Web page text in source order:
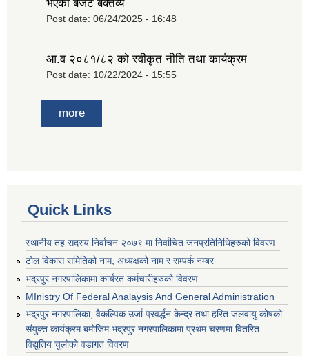
भएको बजेट बक्तव्य
Post date: 06/24/2025 - 16:48
आ.व २०८१/८२ को स्वीकृत नीति तथा कार्यक्रम
Post date: 10/22/2024 - 15:55
more
Quick Links
स्थानीय तह सदस्य निर्वाचन २०७९ मा निर्वाचित जनप्रतिनिधिहरुको विवरण
टोल विकास समितिको नाम, अध्यक्षको नाम र सम्पर्क नम्बर
भद्रपुर नगरपालिकामा कार्यरत कर्मचारीहरुको विवरण
MInistry Of Federal Analaysis And General Administration
भद्रपुर नगरपालिका, वैकल्पिक उर्जा प्रवर्द्धन केन्द्र तथा हरित जलवायु कोषको
संयुक्त कार्यक्रम बमोजिम भद्रपुर नगरपालिकामा प्रथम चरणमा वितरित
विद्युतिय चुलोको वडागत विवरण